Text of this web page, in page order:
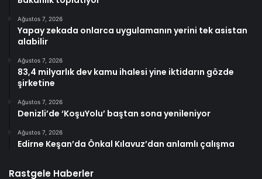
Ağustos 7, 2026
Yapay zekada onlarca uygulamanın yerini tek asistan
alabilir
Ağustos 7, 2026
83,4 milyarlık dev kamu ihalesi yine iktidarın gözde
şirketine
Ağustos 7, 2026
Denizli’de ‘KoşuYolu’ baştan sona yenileniyor
Ağustos 7, 2026
Edirne Keşan’da Önkal Kılavuz’dan anlamlı çalışma
Rastgele Haberler